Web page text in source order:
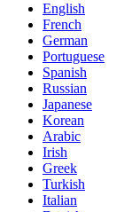
English
French
German
Portuguese
Spanish
Russian
Japanese
Korean
Arabic
Irish
Greek
Turkish
Italian